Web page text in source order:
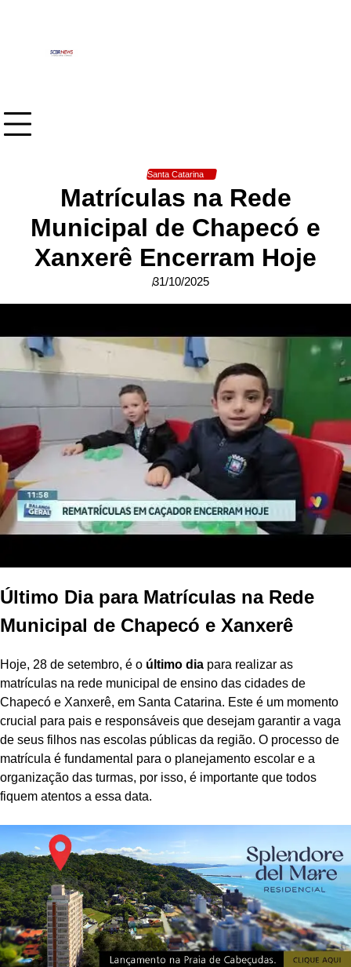
Santa Catarina
Matrículas na Rede
Municipal de Chapecó e
Xanxerê Encerram Hoje
31/10/2025
Último Dia para Matrículas na Rede
Municipal de Chapecó e Xanxerê
Hoje, 28 de setembro, é o último dia para realizar as
matrículas na rede municipal de ensino das cidades de
Chapecó e Xanxerê, em Santa Catarina. Este é um momento
crucial para pais e responsáveis que desejam garantir a vaga
de seus filhos nas escolas públicas da região. O processo de
matrícula é fundamental para o planejamento escolar e a
organização das turmas, por isso, é importante que todos
fiquem atentos a essa data.